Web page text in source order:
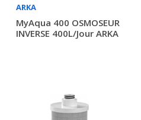
ARKA
MyAqua 400 OSMOSEUR
INVERSE 400L/jour ARKA